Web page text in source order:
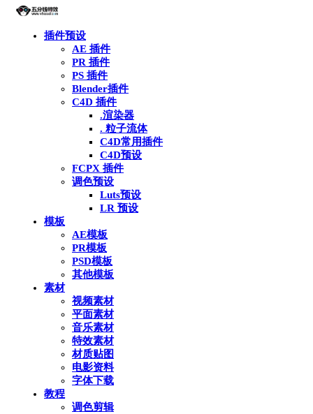
插件预设
AE 插件
PR 插件
PS 插件
Blender插件
C4D 插件
.渲染器
. 粒子流体
C4D常用插件
C4D预设
FCPX 插件
调色预设
Luts预设
LR 预设
模板
AE模板
PR模板
PSD模板
其他模板
素材
视频素材
平面素材
音乐素材
特效素材
材质贴图
电影资料
字体下载
教程
调色剪辑